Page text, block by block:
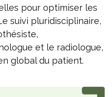
pour optimiser les
suivi pluridisciplinaire,
et le radiologue,
global du patient.